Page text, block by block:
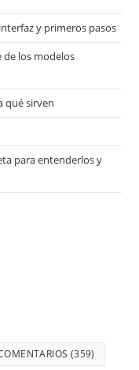
y primeros pasos
de los modelos
qué sirven
para entenderlos y
(359)